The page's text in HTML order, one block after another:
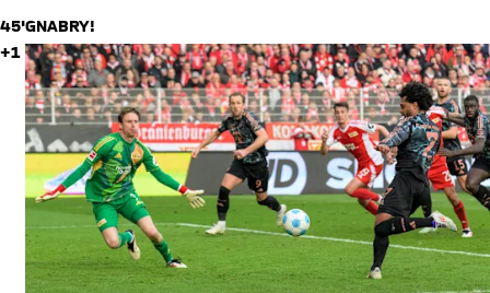
45'
+1
GNABRY!